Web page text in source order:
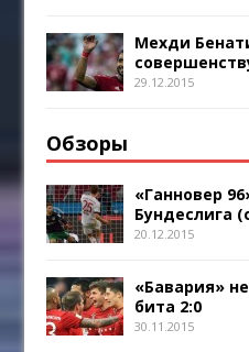
Мехди
29.12.2015
Обзоры
«Ганновер
Бундеслига
20.12.2015
«Бавария»
бита 2:0
30.11.2015